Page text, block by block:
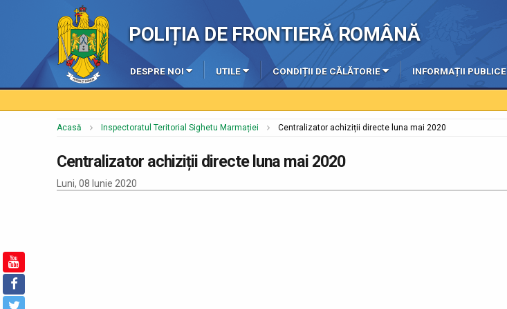
POLIȚIA DE FRONTIERĂ ROMÂNĂ
DESPRE NOI UTILE CONDIȚII DE CĂLĂTORIE INFORMAȚII PUBLICE
Acasă Inspectoratul Teritorial Sighetu Marmației Centralizator achiziții directe luna mai 2020
Centralizator achiziții directe luna mai 2020
Luni, 08 Iunie 2020